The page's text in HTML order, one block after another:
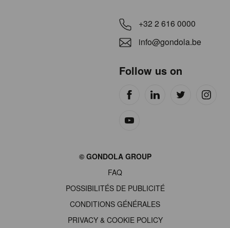
+32 2 616 0000
info@gondola.be
Follow us on
© GONDOLA GROUP
FAQ
POSSIBILITÉS DE PUBLICITÉ
CONDITIONS GÉNÉRALES
PRIVACY & COOKIE POLICY